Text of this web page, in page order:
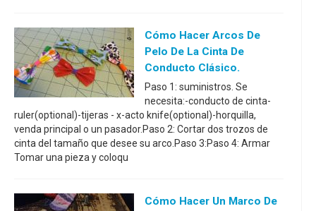
Cómo Hacer Arcos De
Pelo De La Cinta De
Conducto Clásico.
Paso 1: suministros. Se
necesita:-conducto de cinta-
ruler(optional)-tijeras - x-acto knife(optional)-horquilla,
venda principal o un pasador.Paso 2: Cortar dos trozos de
cinta del tamaño que desee su arco.Paso 3:Paso 4: Armar
Tomar una pieza y coloqu
Cómo Hacer Un Marco De